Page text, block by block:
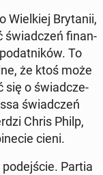
Wiel­kiej Bry­ta­nii,
świad­czeń fi­nan­
To
że ktoś może
się o świad­cze­
świad­czeń
Chris Philp,
cieni.
Partia